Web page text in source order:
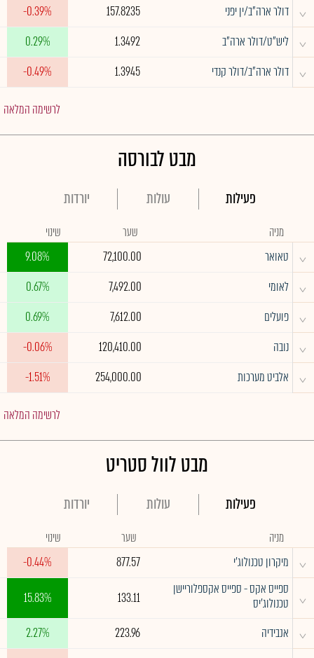
^ דולר ארה"ב/ין יפני 157.8235
-0.39%
^ ליש"ט/דולר ארה"ב 1.3492
0.29%
^ דולר ארה"ב/דולר קנדי 1.3945
-0.49%
לרשימה המלאה
מבט לבורסה
פעילות עולות יורדות
מניה שער שינוי
^ טאואר 72,100.00
9.08%
^ לאומי 7,492.00
0.67%
^ פועלים 7,612.00
0.69%
^ נובה 120,410.00
-0.06%
^ אלביט מערכות 254,000.00
-1.51%
לרשימה המלאה
מבט לוול סטריט
פעילות עולות יורדות
מניה שער שינוי
^ מיקרון טכנולוג'י 877.57
-0.44%
^
ספייס אקס - ספייס אקספלוריישן
טכנולוג'יס
133.11
15.83%
^ אנבידיה 223.96
2.27%